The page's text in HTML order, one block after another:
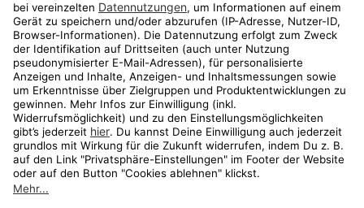
Privatsphäre-EinstellungenAGBDatenschutzCompliance
GeschenkgutscheinbedingungenImpressumHelp Center